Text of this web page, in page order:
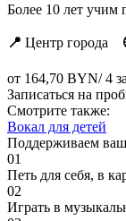
Более 10 лет учим
📍 Центр города
от 164,70 BYN/ 4
Записаться на
Смотрите также:
Вокал для детей
Поддерживаем
01
Петь для себя, в
02
Играть в